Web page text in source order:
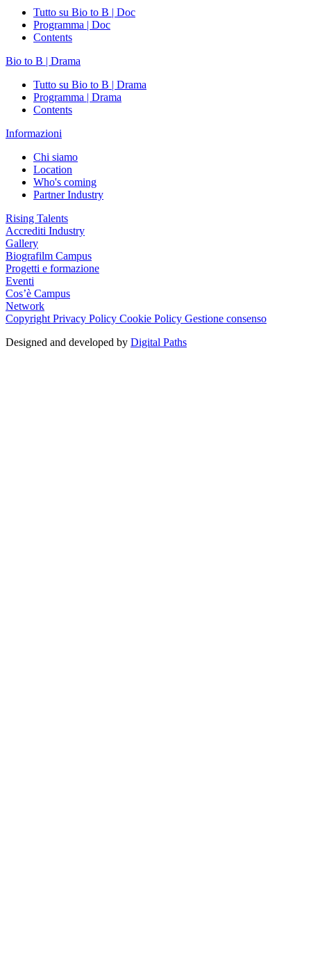
Tutto su Bio to B | Doc
Programma | Doc
Contents
Bio to B | Drama
Tutto su Bio to B | Drama
Programma | Drama
Contents
Informazioni
Chi siamo
Location
Who's coming
Partner Industry
Rising Talents
Accrediti Industry
Gallery
Biografilm Campus
Progetti e formazione
Eventi
Cos’è Campus
Network
Copyright Privacy Policy Cookie Policy Gestione consenso
Designed and developed by Digital Paths